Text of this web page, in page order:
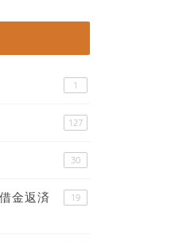
1
127
30
金返済
19